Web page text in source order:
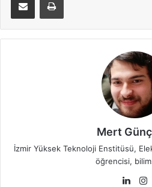
Mert
İzmir Yüksek Teknoloji Enstitüsü,
öğrencisi,